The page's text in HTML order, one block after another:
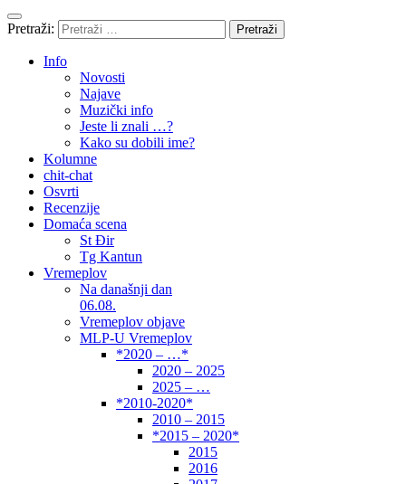
1960 – 1970
1950 – 1960
Autori
Pretraži:
Info
Novosti
Najave
Muzički info
Jeste li znali …?
Kako su dobili ime?
Kolumne
chit-chat
Osvrti
Recenzije
Domaća scena
St Đir
Tg Kantun
Vremeplov
Na današnji dan
06.08.
Vremeplov objave
MLP-U Vremeplov
*2020 – …*
2020 – 2025
2025 – …
*2010-2020*
2010 – 2015
*2015 – 2020*
2015
2016